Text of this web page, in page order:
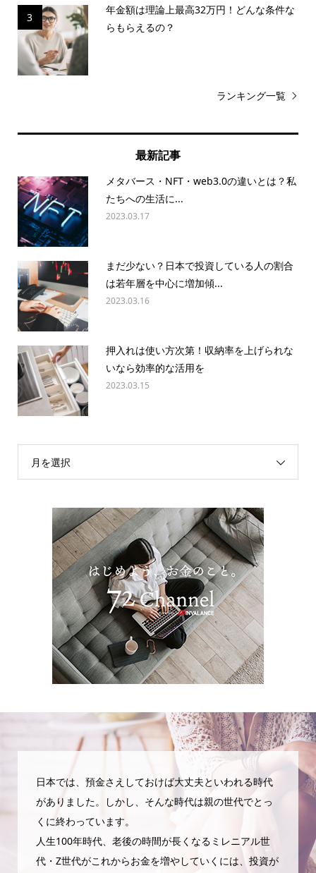
3
年金額は理論上最高32万円！どんな条件な
らもらえるの？
ランキング一覧
最新記事
メタバース・NFT・web3.0の違いとは？私
たちへの生活に...
2023.03.17
まだ少ない？日本で投資している人の割合
は若年層を中心に増加傾...
2023.03.16
押入れは使い方次第！収納率を上げられな
いなら効率的な活用を
2023.03.15
月を選択
日本では、預金さえしておけば大丈夫といわれる時代
がありました。しかし、そんな時代は親の世代でとっ
くに終わっています。
人生100年時代、老後の時間が長くなるミレニアル世
代・Z世代がこれからお金を増やしていくには、投資が